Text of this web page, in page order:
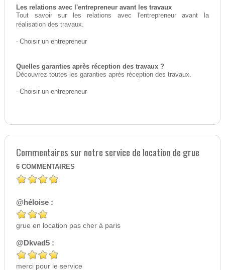
Les relations avec l'entrepreneur avant les travaux
Tout savoir sur les relations avec l'entrepreneur avant la
réalisation des travaux.
- Choisir un entrepreneur
Quelles garanties après réception des travaux ?
Découvrez toutes les garanties après réception des travaux.
- Choisir un entrepreneur
Commentaires sur notre service de location de grue
6 COMMENTAIRES
@héloise :
grue en location pas cher à paris
@Dkvad5 :
merci pour le service